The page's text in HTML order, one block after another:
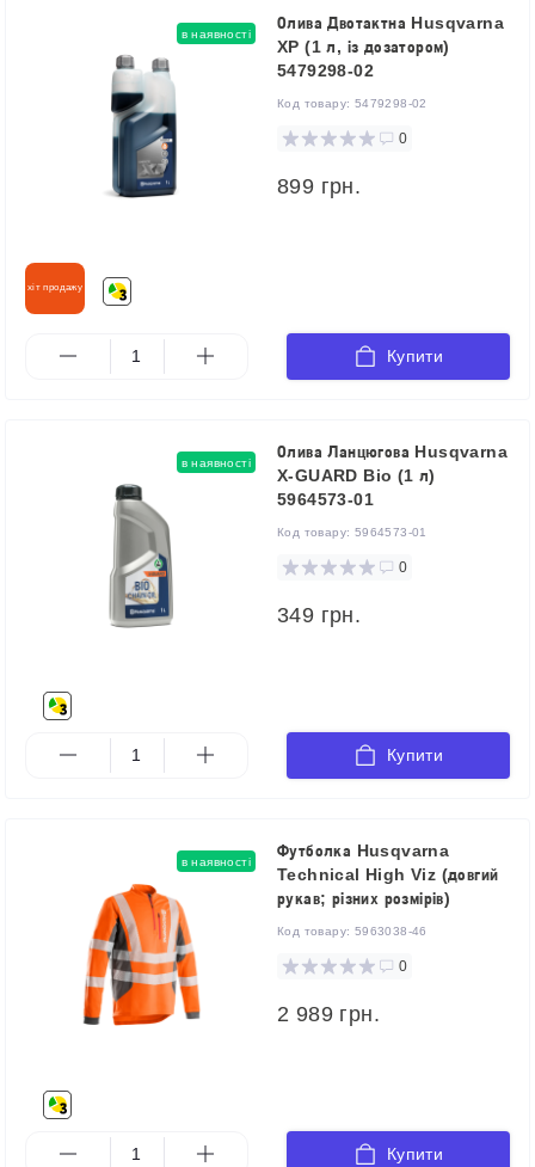
в наявності
хіт продажу
Олива Двотактна Husqvarna
XP (1 л, із дозатором)
5479298-02
Код товару: 5479298-02
0
899 грн.
Купити
в наявності
Олива Ланцюгова Husqvarna
X-GUARD Bio (1 л)
5964573-01
Код товару: 5964573-01
0
349 грн.
Купити
в наявності
Футболка Husqvarna
Technical High Viz (довгий
рукав; різних розмірів)
Код товару: 5963038-46
0
2 989 грн.
Купити